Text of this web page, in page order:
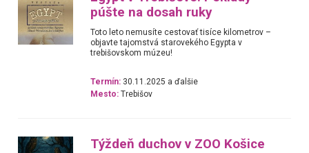
púšte na dosah ruky
Toto leto nemusíte cestovať tisíce kilometrov –
objavte tajomstvá starovekého Egypta v
trebišovskom múzeu!
Termín: 30.11.2025 a ďalšie
Mesto: Trebišov
Týždeň duchov v ZOO Košice